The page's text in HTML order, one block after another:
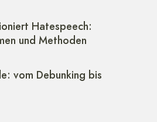
Hatespeech:
und Methoden
vom Debunking bis